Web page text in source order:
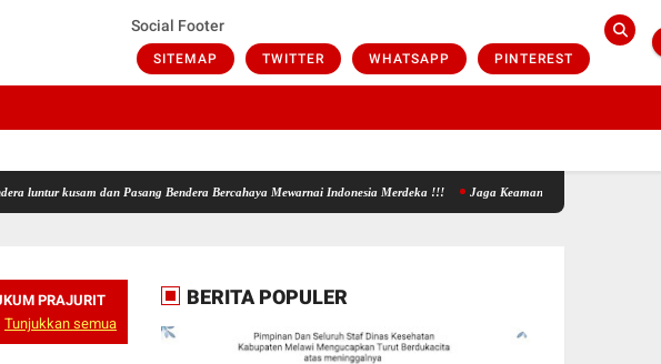
Social Footer
SITEMAP TWITTER WHATSAPP PINTEREST
dan Pasang Bendera Bercahaya Mewarnai Indonesia Merdeka !!! Jaga Keamanan Perbatasan, Satgas Pamtas
PRAJURIT
Tunjukkan semua
BERITA POPULER